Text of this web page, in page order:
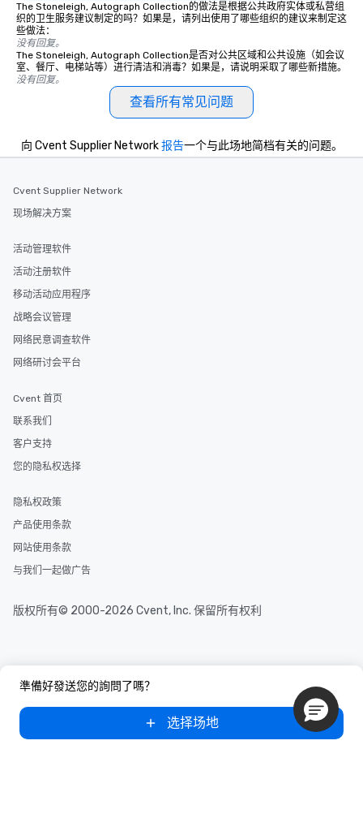
The Stoneleigh, Autograph Collection的做法是根据公共政府实体或私营组
织的卫生服务建议制定的吗？如果是，请列出使用了哪些组织的建议来制定这
些做法：
没有回复。
The Stoneleigh, Autograph Collection是否对公共区域和公共设施（如会议
室、餐厅、电梯站等）进行清洁和消毒？如果是，请说明采取了哪些新措施。
没有回复。
查看所有常见问题
準備好發送您的詢問了嗎？
选择场地
向 Cvent Supplier Network报告一个与此场地简档有关的问题。
Cvent Supplier Network
现场解决方案
活动管理软件
活动注册软件
移动活动应用程序
战略会议管理
网络民意调查软件
网络研讨会平台
Cvent 首页
联系我们
客户支持
您的隐私权选择
隐私权政策
产品使用条款
网站使用条款
与我们一起做广告
版权所有© 2000-2026 Cvent, Inc. 保留所有权利